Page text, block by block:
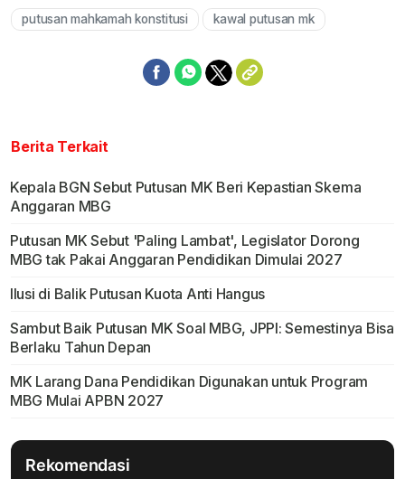
putusan mahkamah konstitusi kawal putusan mk
Berita Terkait
Kepala BGN Sebut Putusan MK Beri Kepastian Skema
Anggaran MBG
Putusan MK Sebut 'Paling Lambat', Legislator Dorong
MBG tak Pakai Anggaran Pendidikan Dimulai 2027
Ilusi di Balik Putusan Kuota Anti Hangus
Sambut Baik Putusan MK Soal MBG, JPPI: Semestinya Bisa
Berlaku Tahun Depan
MK Larang Dana Pendidikan Digunakan untuk Program
MBG Mulai APBN 2027
Rekomendasi